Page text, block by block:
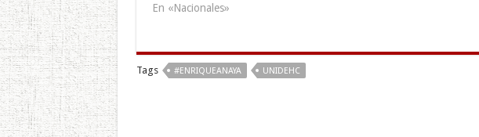
En «Nacionales»
Tags #ENRIQUEANAYA UNIDEHC